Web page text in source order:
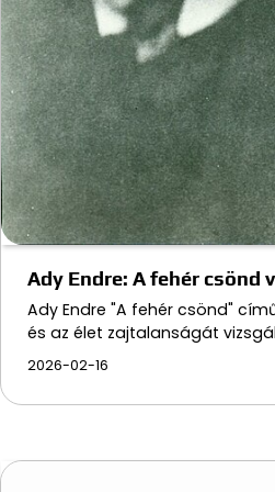
Ady Endre: A fehér csönd
Ady Endre "A fehér csönd"
és az élet zajtalanságát
2026-02-16